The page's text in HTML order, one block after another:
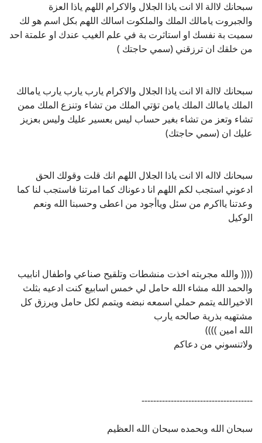
سبحانك لاالة الا انت ياذا الجلال والاكرام اللهم ياذا العزة
والجبروت يامالك الملك والملكوت اسالك اللهم بكل اسم هو لك
سميت بة نفسك او استاثرت بة في علم الغيب عندك او علمتة احد
من خلقك ان ترزقني (سمي حاجتك )
سبحانك لاالة الا انت ياذا الجلال والاكرام يارب يارب يارب يامالك
الملك يامالك الملك يامن تؤتي الملك من تشاء وتنزع الملك ممن
تشاء وتعز من تشاء بغير حساب ليس بعسير عليك وليس بعزيز
عليك ان (سمي حاجتك)
سبحانك لااله الا انت ياذا الجلال اللهم انك قلت وقولك الحق
ادعوني استجب لكم اللهم انا دعوناك كما امرتنا فاستجب لنا كما
وعدتنا يااكرم من سئل وياأجود من اعطى وحسبنا الله ونعم
الوكيل
(((( والله مجربته اخذت منشطات وتلقيح صناعي واطفال انابيب
والحمد الله مشاء الله حامل لي خمس اسابيع كنت ادعيه بثلث
الاخيرالله يتمم حملي اسمعه نبضه ويتمم لكل حامل ويرزق كل
مشتهيه بذرية صالحه يارب
الله امين ))))
ولاتنسوني من دعاكم
--------------------------------------
سبحان الله وبحمده سبحان الله العظيم